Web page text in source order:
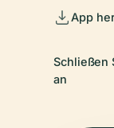
App
Schließen
an